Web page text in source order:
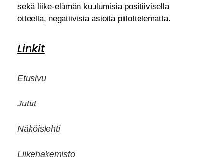
sekä liike-elämän kuulumisia positiivisella
otteella, negatiivisia asioita piilottelematta.
Linkit
Etusivu
Jutut
Näköislehti
Liikehakemisto